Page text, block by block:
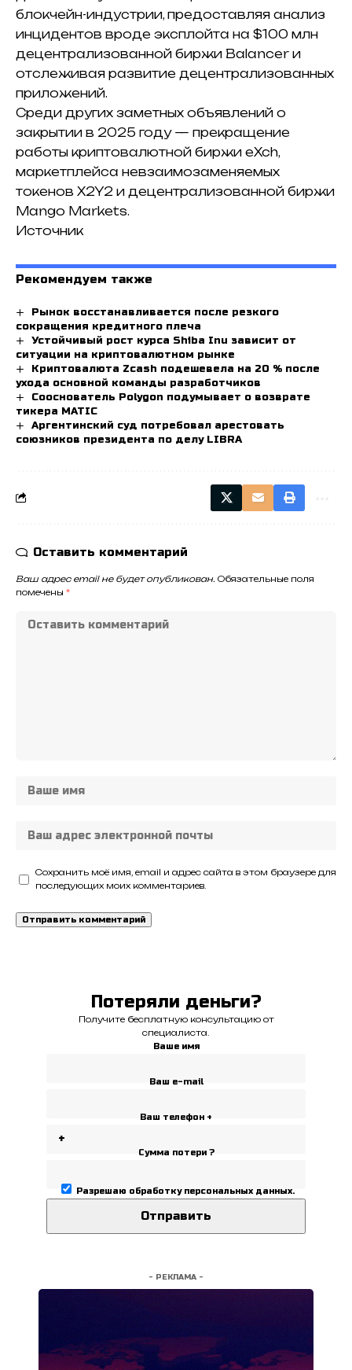
блокчейн-индустрии, предоставляя анализ
инцидентов вроде эксплойта на $100 млн
децентрализованной биржи Balancer и
отслеживая развитие децентрализованных
приложений.
Среди других заметных объявлений о
закрытии в 2025 году — прекращение
работы криптовалютной биржи eXch,
маркетплейса невзаимозаменяемых
токенов X2Y2 и децентрализованной биржи
Mango Markets.
Источник
Рекомендуем также
Рынок восстанавливается после резкого
сокращения кредитного плеча
Устойчивый рост курса Shiba Inu зависит от
ситуации на криптовалютном рынке
Криптовалюта Zcash подешевела на 20 % после
ухода основной команды разработчиков
Сооснователь Polygon подумывает о возврате
тикера MATIC
Аргентинский суд потребовал арестовать
союзников президента по делу LIBRA
Оставить комментарий
Ваш адрес email не будет опубликован. Обязательные поля
помечены *
Сохранить моё имя, email и адрес сайта в этом браузере для
последующих моих комментариев.
Потеряли деньги?
Получите бесплатную консультацию от
специалиста.
Ваше имя
Ваш e-mail
Ваш телефон +
Сумма потери ?
Разрешаю обработку персональных данных.
- РЕКЛАМА -